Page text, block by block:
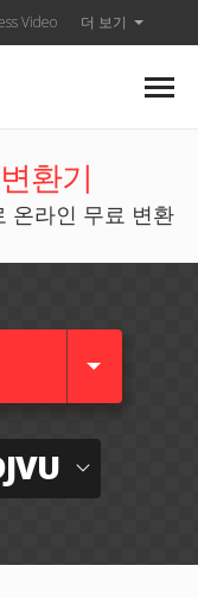
Video 더 보기
환기
온라인 무료 변환